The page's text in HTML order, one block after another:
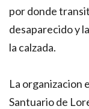
por donde
desaparecido y
la calzada.
La organizacion
Santuario de